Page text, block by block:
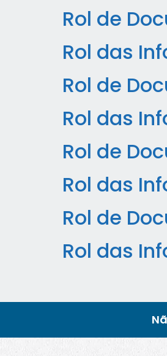
Rol de
Rol das
Rol de
Rol das
Rol de
Rol das
Rol de
Rol das